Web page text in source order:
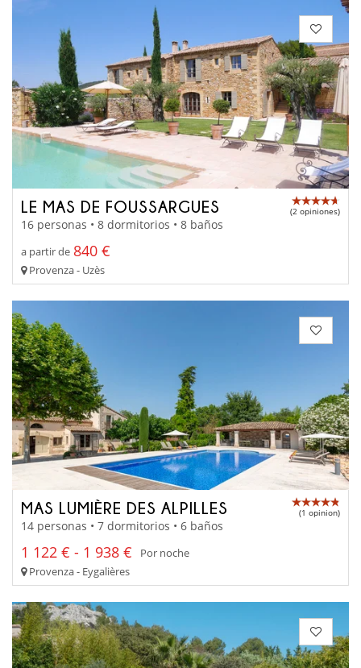
LE MAS DE FOUSSARGUES (2 opiniones)
16 personas • 8 dormitorios • 8 baños
a partir de 840 €
Provenza - Uzès
MAS LUMIÈRE DES ALPILLES (1 opinion)
14 personas • 7 dormitorios • 6 baños
1 122 € - 1 938 €
Por noche
Provenza - Eygalières